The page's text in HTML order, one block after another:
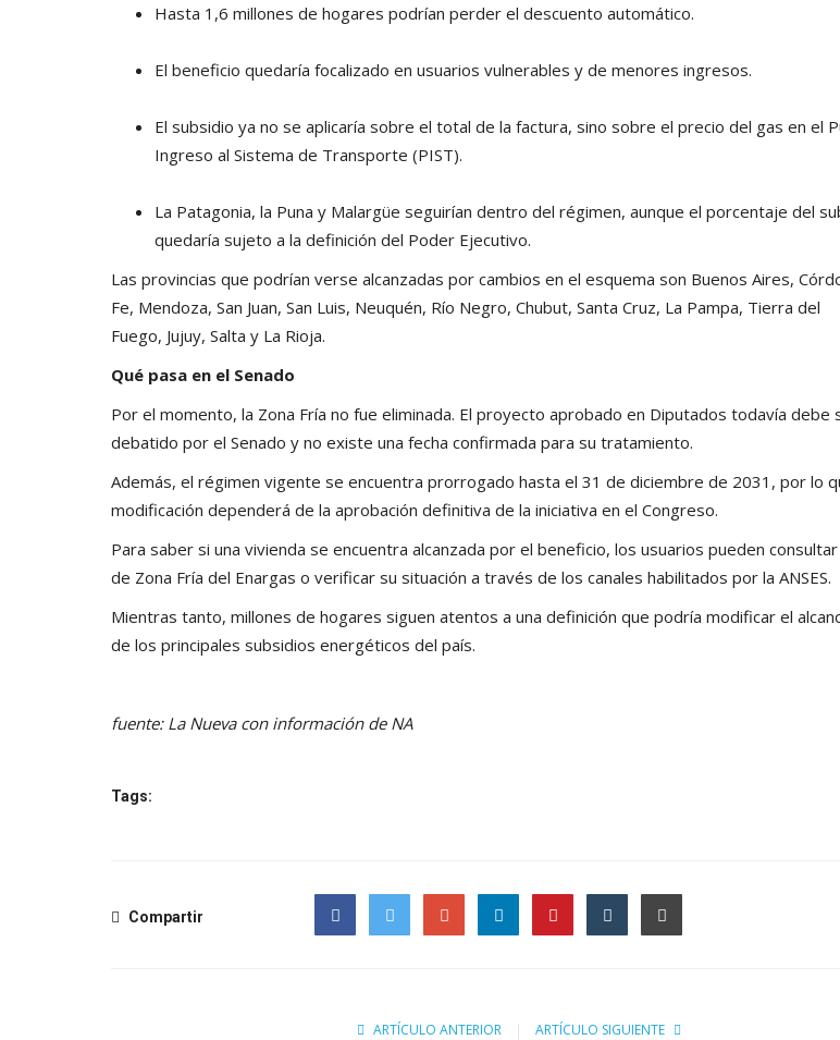
Hasta 1,6 millones de hogares podrían perder el descuento automático.
El beneficio quedaría focalizado en usuarios vulnerables y de menores ingresos.
El subsidio ya no se aplicaría sobre el total de la factura, sino sobre el precio del gas en el
Ingreso al Sistema de Transporte (PIST).
La Patagonia, la Puna y Malargüe seguirían dentro del régimen, aunque el porcentaje del
quedaría sujeto a la definición del Poder Ejecutivo.
Las provincias que podrían verse alcanzadas por cambios en el esquema son Buenos Aires,
Fe, Mendoza, San Juan, San Luis, Neuquén, Río Negro, Chubut, Santa Cruz, La Pampa, Tierra del
Fuego, Jujuy, Salta y La Rioja.
Qué pasa en el Senado
Por el momento, la Zona Fría no fue eliminada. El proyecto aprobado en Diputados todavía debe
debatido por el Senado y no existe una fecha confirmada para su tratamiento.
Además, el régimen vigente se encuentra prorrogado hasta el 31 de diciembre de 2031, por lo
modificación dependerá de la aprobación definitiva de la iniciativa en el Congreso.
Para saber si una vivienda se encuentra alcanzada por el beneficio, los usuarios pueden
de Zona Fría del Enargas o verificar su situación a través de los canales habilitados por la ANSES.
Mientras tanto, millones de hogares siguen atentos a una definición que podría modificar el
de los principales subsidios energéticos del país.
fuente: La Nueva con información de NA
Tags:
Compartir
ARTÍCULO ANTERIOR ARTÍCULO SIGUIENTE